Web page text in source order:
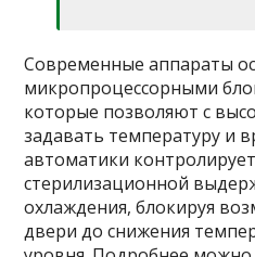
Современные аппараты
микропроцессорными
которые позволяют с
задавать температуру и
автоматики
стерилизационной
охлаждения, блокируя
двери до снижения